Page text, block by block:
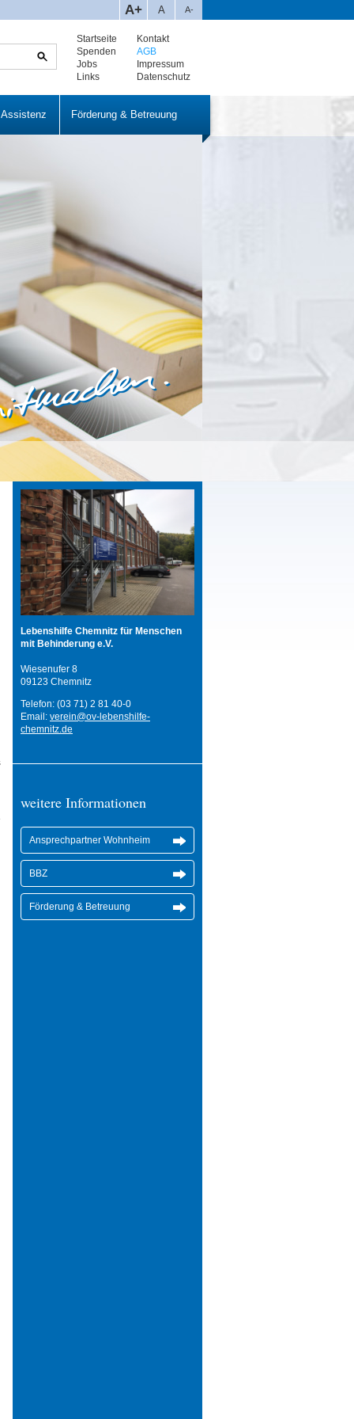
A+ A A-
Startseite
Spenden
Jobs
Links
Kontakt
AGB
Impressum
Datenschutz
Förderung & Betreuung
Lebenshilfe Chemnitz für Menschen
mit Behinderung e.V.
Wiesenufer 8
09123 Chemnitz
Telefon: (03 71) 2 81 40-0
Email: verein@ov-lebenshilfe-
chemnitz.de
weitere Informationen
Ansprechpartner Wohnheim
BBZ
Förderung & Betreuung